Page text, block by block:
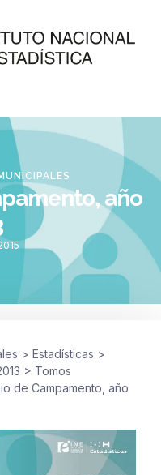
año
> Estadísticas >
> Tomos
de Campamento, año